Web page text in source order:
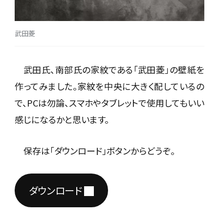
武田菱
武田氏、南部氏の家紋である「武田菱」の壁紙を
作ってみました。家紋を中央に大きく配しているの
で、PCは勿論、スマホやタブレットで使用してもいい
感じになるかと思います。
保存は「ダウンロード」ボタンからどうぞ。
ダウンロード